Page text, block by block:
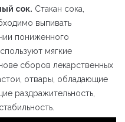
сок. Стакан сока,
выпивать
пониженного
мягкие
сборов лекарственных
отвары, обладающие
раздражительность,